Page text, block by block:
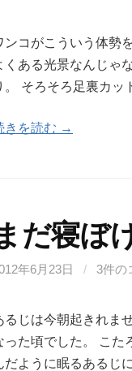
ンコがこういう体勢
くある光景なんじゃ
。 そろそろ足裏カ
きを読む →
だ寝ぼ
年6月23日 / 3件の
るじは今朝起きれま
った頃でした。 こた
だように眠るあるじ